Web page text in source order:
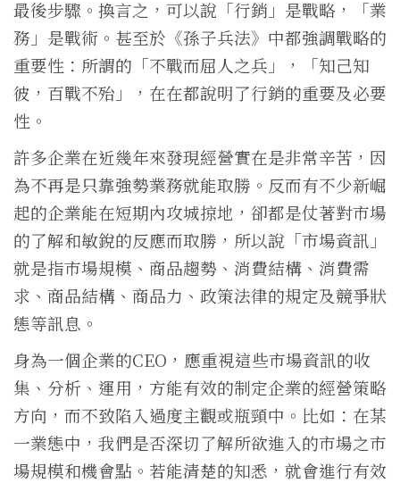
最後步驟。換言之，可以說「行銷」是戰略，「業
務」是戰術。甚至於《孫子兵法》中都強調戰略的
重要性：所謂的「不戰而屈人之兵」，「知己知
彼，百戰不殆」，在在都說明了行銷的重要及必要
性。
許多企業在近幾年來發現經營實在是非常辛苦，因
為不再是只靠強勢業務就能取勝。反而有不少新崛
起的企業能在短期內攻城掠地，卻都是仗著對市場
的了解和敏銳的反應而取勝，所以說「市場資訊」
就是指市場規模、商品趨勢、消費結構、消費需
求、商品結構、商品力、政策法律的規定及競爭狀
態等訊息。
身為一個企業的CEO，應重視這些市場資訊的收
集、分析、運用，方能有效的制定企業的經營策略
方向，而不致陷入過度主觀或瓶頸中。比如：在某
一業態中，我們是否深切了解所欲進入的市場之市
場規模和機會點。若能清楚的知悉，就會進行有效